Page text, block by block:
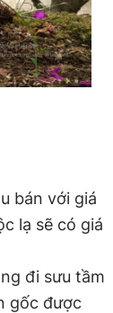
bán với giá
lạ sẽ có giá
đi sưu tầm
gốc được